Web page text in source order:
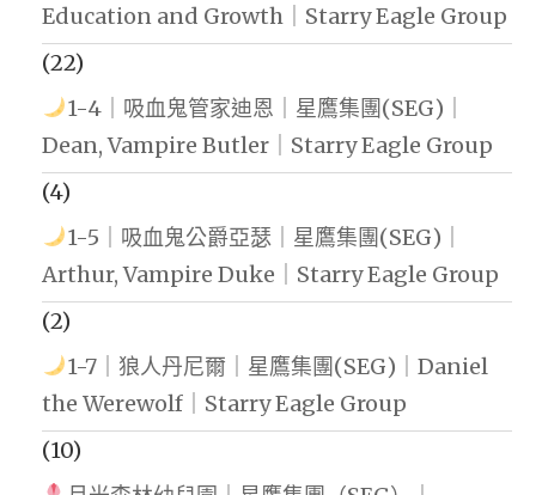
Education and Growth｜Starry Eagle Group
(22)
1-4｜吸血鬼管家迪恩｜星鷹集團(SEG)｜
Dean, Vampire Butler｜Starry Eagle Group
(4)
1-5｜吸血鬼公爵亞瑟｜星鷹集團(SEG)｜
Arthur, Vampire Duke｜Starry Eagle Group
(2)
1-7｜狼人丹尼爾｜星鷹集團(SEG)｜Daniel
the Werewolf｜Starry Eagle Group
(10)